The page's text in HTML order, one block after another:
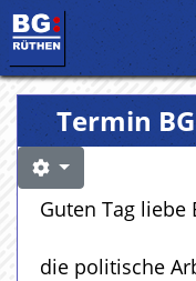
Termin
Guten Tag liebe
die politische